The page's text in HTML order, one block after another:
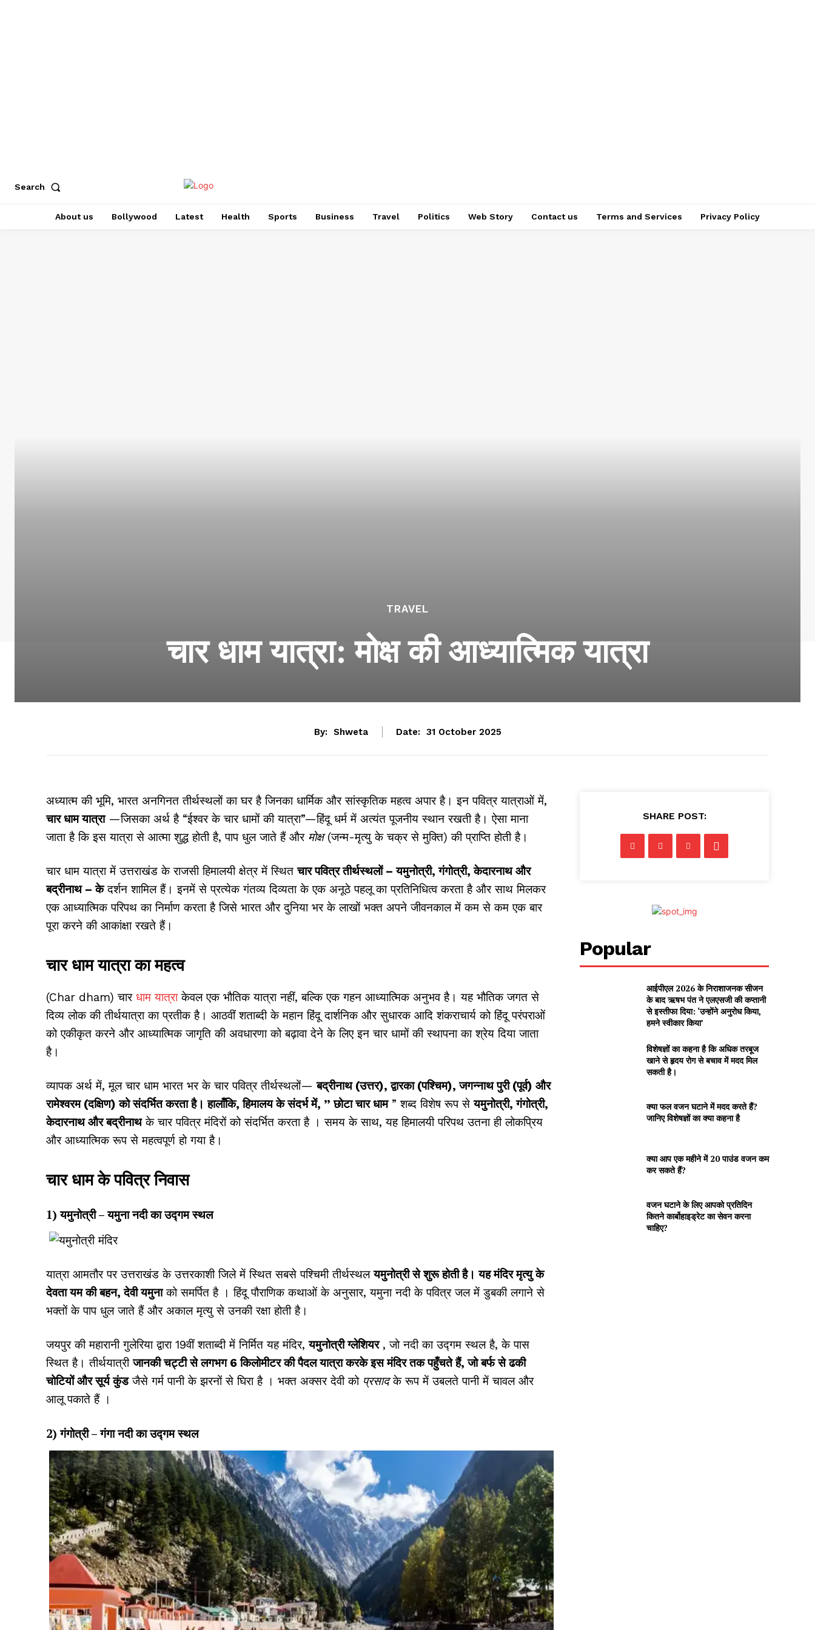
Search
About us Bollywood Latest Health Sports Business Travel Politics Web Story Contact us Terms and Services Privacy Policy
TRAVEL
चार धाम यात्रा: मोक्ष की आध्यात्मिक यात्रा
By: Shweta Date: 31 October 2025
अध्यात्म की भूमि, भारत अनगिनत तीर्थस्थलों का घर है जिनका धार्मिक और सांस्कृतिक महत्व अपार है। इन पवित्र यात्राओं में,
चार धाम यात्रा—जिसका अर्थ है “ईश्वर के चार धामों की यात्रा”—हिंदू धर्म में अत्यंत पूजनीय स्थान रखती है। ऐसा माना
जाता है कि इस यात्रा से आत्मा शुद्ध होती है, पाप धुल जाते हैं और मोक्ष(जन्म-मृत्यु के चक्र से मुक्ति) की प्राप्ति होती है।
चार धाम यात्रा मेंउत्तराखंड के राजसी हिमालयी क्षेत्र में स्थितचार पवित्र तीर्थस्थलों –यमुनोत्री, गंगोत्री, केदारनाथ और
बद्रीनाथ – केदर्शन शामिल हैं। इनमें से प्रत्येक गंतव्य दिव्यता के एक अनूठे पहलू का प्रतिनिधित्व करता है और साथ मिलकर
एक आध्यात्मिक परिपथ का निर्माण करता है जिसे भारत और दुनिया भर के लाखों भक्त अपने जीवनकाल में कम से कम एक बार
पूरा करने की आकांक्षा रखते हैं।
चार धाम यात्रा का महत्व
(Char dham) चार धाम यात्राकेवल एक भौतिक यात्रा नहीं, बल्कि एक गहन आध्यात्मिक अनुभव है। यह भौतिक जगत से
दिव्य लोक की तीर्थयात्रा का प्रतीक है। आठवीं शताब्दी के महान हिंदू दार्शनिक और सुधारक आदि शंकराचार्य को हिंदू परंपराओं
को एकीकृत करने और आध्यात्मिक जागृति की अवधारणा को बढ़ावा देने के लिए इन चार धामों की स्थापना का श्रेय दिया जाता
है।
व्यापक अर्थ में, मूल चार धाम भारत भर के चार पवित्र तीर्थस्थलों—बद्रीनाथ (उत्तर), द्वारका (पश्चिम), जगन्नाथ पुरी (पूर्व) और
रामेश्वरम (दक्षिण) को संदर्भित करता है। हालाँकि, हिमालय के संदर्भ में, ”छोटा चार धाम” शब्द विशेष रूप सेयमुनोत्री, गंगोत्री,
केदारनाथ और बद्रीनाथके चार पवित्र मंदिरों को संदर्भित करता है । समय के साथ, यह हिमालयी परिपथ उतना ही लोकप्रिय
और आध्यात्मिक रूप से महत्वपूर्ण हो गया है।
चार धाम के पवित्र निवास
1) यमुनोत्री – यमुना नदी का उद्गम स्थल
यात्रा आमतौर परउत्तराखंड के उत्तरकाशी जिले में स्थित सबसे पश्चिमी तीर्थस्थलयमुनोत्री से शुरू होती है। यह मंदिर मृत्यु के
देवता यम की बहन, देवी यमुनाको समर्पित है । हिंदू पौराणिक कथाओं के अनुसार, यमुना नदी के पवित्र जल में डुबकी लगाने से
भक्तों के पाप धुल जाते हैं और अकाल मृत्यु से उनकी रक्षा होती है।
जयपुर की महारानी गुलेरिया द्वारा 19वीं शताब्दी में निर्मित यह मंदिर,यमुनोत्री ग्लेशियर, जो नदी का उद्गम स्थल है, के पास
स्थित है। तीर्थयात्रीजानकी चट्टी से लगभग 6 किलोमीटर की पैदल यात्रा करके इस मंदिर तक पहुँचते हैं, जो बर्फ से ढकी
चोटियों औरसूर्य कुंडजैसे गर्म पानी के झरनों से घिरा है । भक्त अक्सर देवी को प्रसादके रूप में उबलते पानी में चावल और
आलू पकाते हैं ।
2) गंगोत्री – गंगा नदी का उद्गम स्थल
SHARE POST:
Popular
आईपीएल 2026 के निराशाजनक सीजन
के बाद ऋषभ पंत ने एलएसजी की कप्तानी
से इस्तीफा दिया: ‘उन्होंने अनुरोध किया,
हमने स्वीकार किया’
विशेषज्ञों का कहना है कि अधिक तरबूज
खाने से हृदय रोग से बचाव में मदद मिल
सकती है।
क्या फल वजन घटाने में मदद करते हैं?
जानिए विशेषज्ञों का क्या कहना है
क्या आप एक महीने में 20 पाउंड वजन कम
कर सकते हैं?
वजन घटाने के लिए आपको प्रतिदिन
कितने कार्बोहाइड्रेट का सेवन करना
चाहिए?